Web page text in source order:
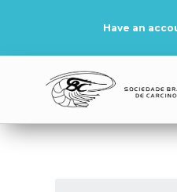
Have an